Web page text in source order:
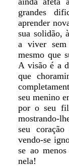
grandes
aprender
sua solidão,
a viver sem
mesmo que
A visão é a
que
seu menino
por o seu
mostrando-
seu coração
vendo-se
se ao
nela!